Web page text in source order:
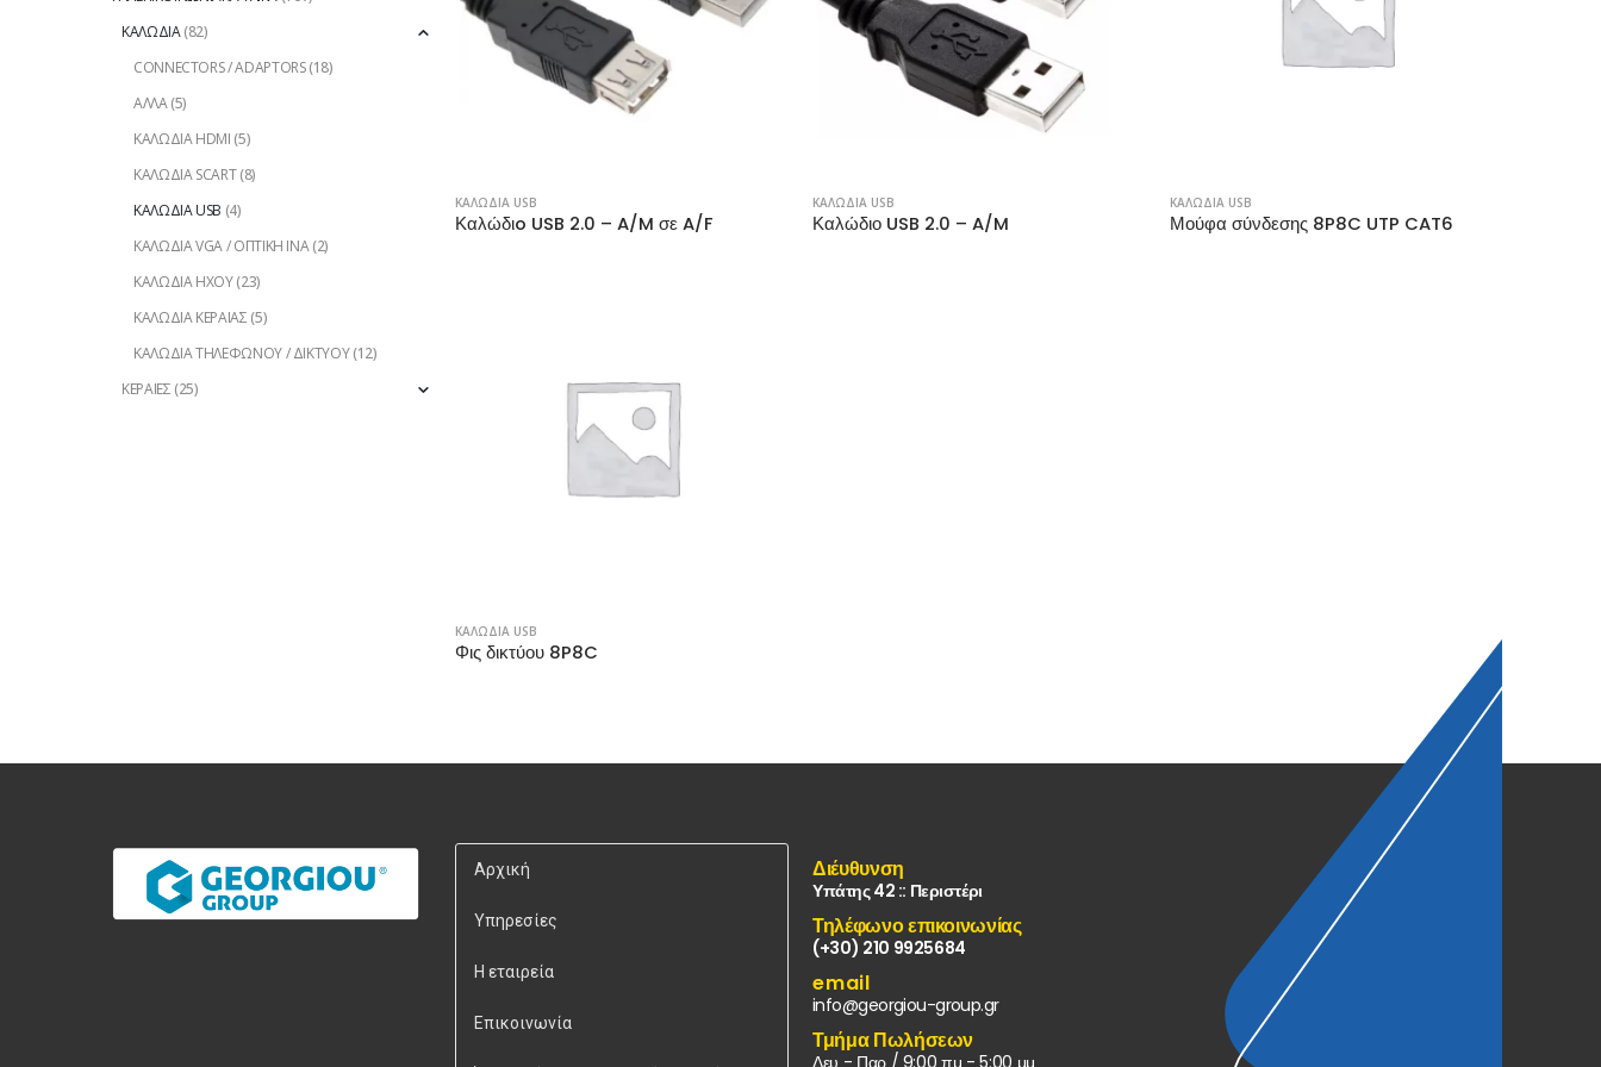
ΚΑΛΩΔΙΑ USB
Καλώδιo USB 2.0 – A/M σε A/F
ΚΑΛΩΔΙΑ USB
Καλώδιο USB 2.0 – A/M
ΚΑΛΩΔΙΑ USB
Μούφα σύνδεσης 8P8C UTP CAT6
ΚΑΛΩΔΙΑ USB
Φις δικτύου 8P8C
ΚΑΛΩΔΙΑ (82)
CONNECTORS / ADAPTORS (18)
ΑΛΛΑ (5)
ΚΑΛΩΔΙΑ HDMI (5)
ΚΑΛΩΔΙΑ SCART (8)
ΚΑΛΩΔΙΑ USB (4)
ΚΑΛΩΔΙΑ VGA / ΟΠΤΙΚΗ ΙΝΑ (2)
ΚΑΛΩΔΙΑ ΗΧΟΥ(23)
ΚΑΛΩΔΙΑ ΚΕΡΑΙΑΣ (5)
ΚΑΛΩΔΙΑ ΤΗΛΕΦΩΝΟΥ / ΔΙΚΤΥΟΥ (12)
ΚΕΡΑΙΕΣ (25)
Αρχική
Υπηρεσίες
Η εταιρεία
Επικοινωνία
Διέυθυνση
Υπάτης 42 :: Περιστέρι
Τηλέφωνο επικοινωνίας
(+30) 210 9925684
email
info@georgiou-group.gr
Τμήμα Πωλήσεων